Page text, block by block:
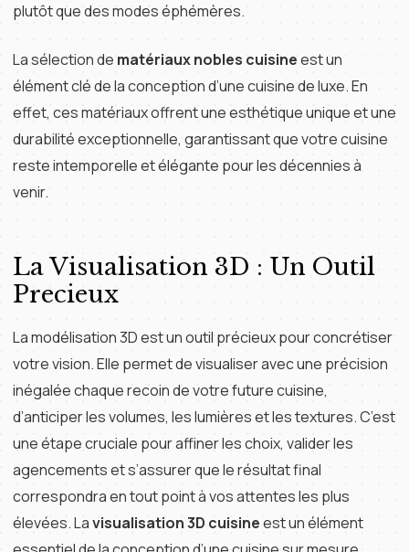
plutôt que des modes éphémères.
La sélection de matériaux nobles cuisineest un
élément clé de la conception d’une cuisine de luxe. En
effet, ces matériaux offrent une esthétique unique et une
durabilité exceptionnelle, garantissant que votre cuisine
reste intemporelle et élégante pour les décennies à
venir.
La Visualisation 3D : Un Outil
Precieux
La modélisation 3D est un outil précieux pour concrétiser
votre vision. Elle permet de visualiser avec une précision
inégalée chaque recoin de votre future cuisine,
d’anticiper les volumes, les lumières et les textures. C’est
une étape cruciale pour affiner les choix, valider les
agencements et s’assurer que le résultat final
correspondra en tout point à vos attentes les plus
élevées. Lavisualisation 3D cuisineest un élément